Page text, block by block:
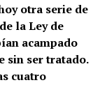
otra serie de
la Ley de
acampado
sin ser tratado.
cuatro